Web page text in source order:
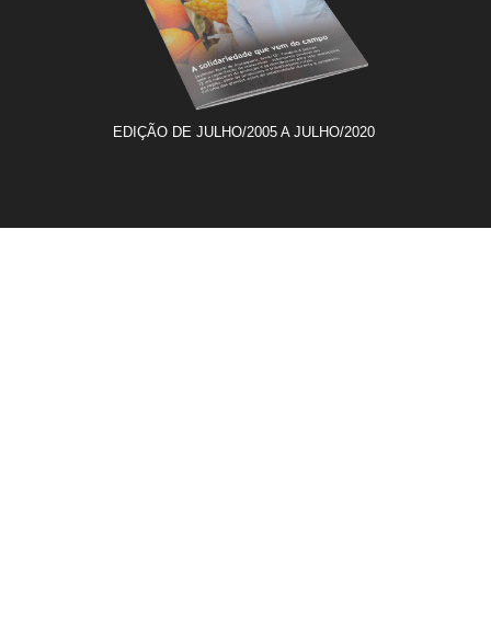
EDIÇÃO DE JULHO/2005 A JULHO/2020